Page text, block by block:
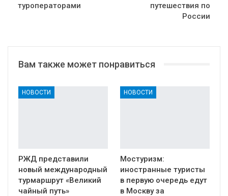
туроператорами
путешествия по
России
Вам также может понравиться
НОВОСТИ
РЖД представили
новый международный
турмаршрут «Великий
чайный путь»
НОВОСТИ
Мостуризм:
иностранные туристы
в первую очередь едут
в Москву за